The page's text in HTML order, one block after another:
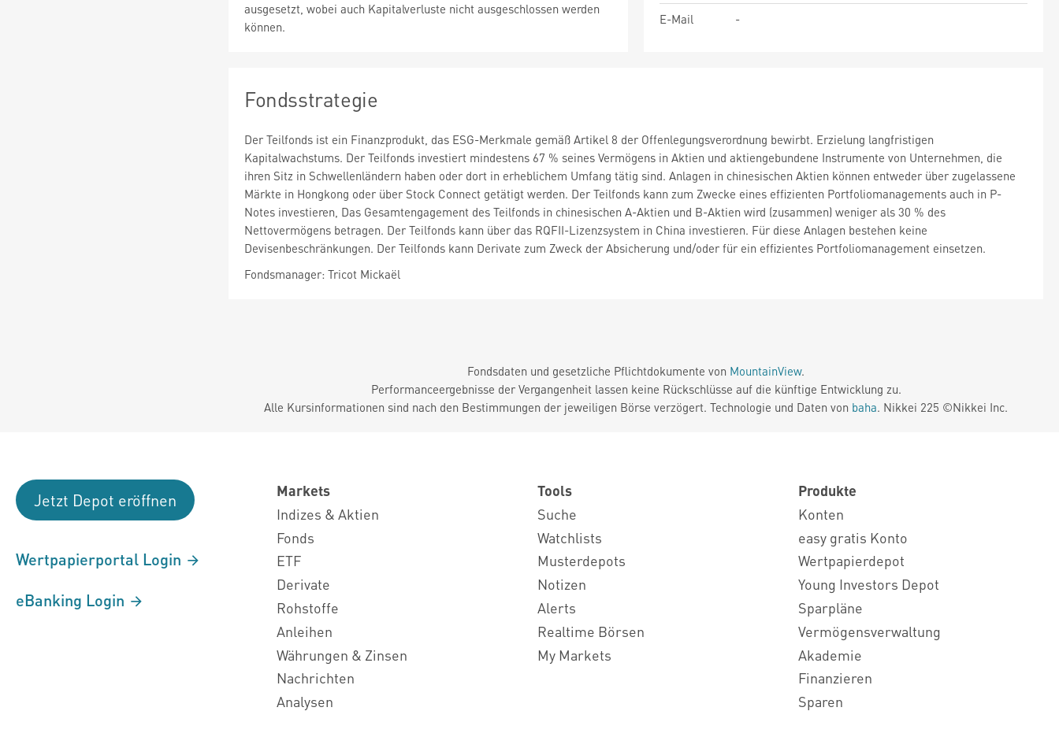
ausgesetzt, wobei auch Kapitalverluste nicht ausgeschlossen werden
können.
E-Mail
-
Fondsstrategie
Der Teilfonds ist ein Finanzprodukt, das ESG-Merkmale gemäß Artikel 8 der Offenlegungsverordnung bewirbt. Erzielung langfristigen
Kapitalwachstums. Der Teilfonds investiert mindestens 67 % seines Vermögens in Aktien und aktiengebundene Instrumente von Unternehmen, die
ihren Sitz in Schwellenländern haben oder dort in erheblichem Umfang tätig sind. Anlagen in chinesischen Aktien können entweder über zugelassene
Märkte in Hongkong oder über Stock Connect getätigt werden. Der Teilfonds kann zum Zwecke eines effizienten Portfoliomanagements auch in P-
Notes investieren, Das Gesamtengagement des Teilfonds in chinesischen A-Aktien und B-Aktien wird (zusammen) weniger als 30 % des
Nettovermögens betragen. Der Teilfonds kann über das RQFII-Lizenzsystem in China investieren. Für diese Anlagen bestehen keine
Devisenbeschränkungen. Der Teilfonds kann Derivate zum Zweck der Absicherung und/oder für ein effizientes Portfoliomanagement einsetzen.
Fondsmanager: Tricot Mickaël
Fondsdaten und gesetzliche Pflichtdokumente von MountainView.
Performanceergebnisse der Vergangenheit lassen keine Rückschlüsse auf die künftige Entwicklung zu.
Alle Kursinformationen sind nach den Bestimmungen der jeweiligen Börse verzögert. Technologie und Daten von baha. Nikkei 225 ©Nikkei Inc.
Jetzt Depot eröffnen
Wertpapierportal Login
eBanking Login
Markets
Indizes & Aktien
Fonds
ETF
Derivate
Rohstoffe
Anleihen
Währungen & Zinsen
Nachrichten
Analysen
Tools
Suche
Watchlists
Musterdepots
Notizen
Alerts
Realtime Börsen
My Markets
Produkte
Konten
easy gratis Konto
Wertpapierdepot
Young Investors Depot
Sparpläne
Vermögensverwaltung
Akademie
Finanzieren
Sparen